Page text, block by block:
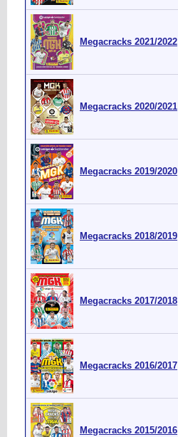
Megacracks 2021/2022
Megacracks 2020/2021
Megacracks 2019/2020
Megacracks 2018/2019
Megacracks 2017/2018
Megacracks 2016/2017
Megacracks 2015/2016